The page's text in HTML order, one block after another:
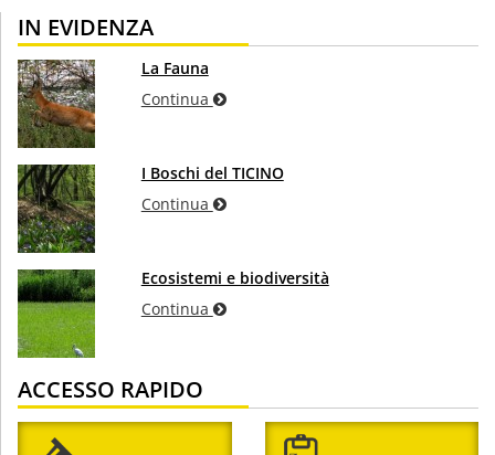
IN EVIDENZA
La Fauna
Continua
I Boschi del TICINO
Continua
Ecosistemi e biodiversità
Continua
ACCESSO RAPIDO